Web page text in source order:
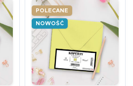
POLECANE
NOWOŚĆ